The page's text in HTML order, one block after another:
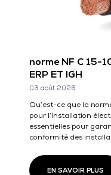
norme NF C 15-
ERP ET IGH
03 août 2026
Qu’est-ce que la
pour l’installation
essentielles pour
conformité des
EN SAVOIR PLUS